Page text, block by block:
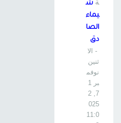
ة ش
يماء
الصا
دق
- الا
ثنين
نوفم
بر 1
7, 2
025
11:0